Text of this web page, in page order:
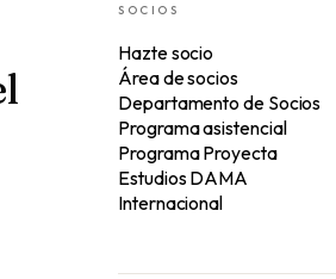
SOCIOS
Hazte socio
Área de socios
Departamento de Socios
Programa asistencial
Programa Proyecta
Estudios DAMA
Internacional